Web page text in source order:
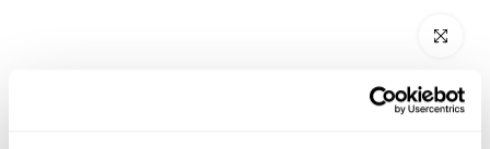
Zum
New Balance Numeric Brandon